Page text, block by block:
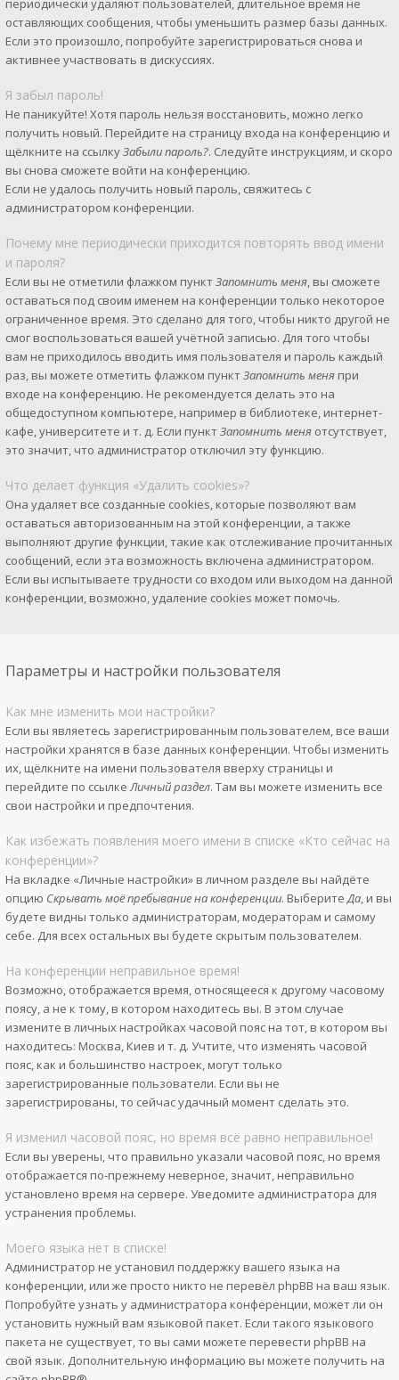
периодически удаляют пользователей, длительное время не
оставляющих сообщения, чтобы уменьшить размер базы данных.
Если это произошло, попробуйте зарегистрироваться снова и
активнее участвовать в дискуссиях.
Я забыл пароль!
Не паникуйте! Хотя пароль нельзя восстановить, можно легко
получить новый. Перейдите на страницу входа на конференцию и
щёлкните на ссылкуЗабыли пароль?. Следуйте инструкциям, и скоро
вы снова сможете войти на конференцию.
Если не удалось получить новый пароль, свяжитесь с
администратором конференции.
Почему мне периодически приходится повторять ввод имени
и пароля?
Если вы не отметили флажком пунктЗапомнить меня, вы сможете
оставаться под своим именем на конференции только некоторое
ограниченное время. Это сделано для того, чтобы никто другой не
смог воспользоваться вашей учётной записью. Для того чтобы
вам не приходилось вводить имя пользователя и пароль каждый
раз, вы можете отметить флажком пунктЗапомнить меня при
входе на конференцию. Не рекомендуется делать это на
общедоступном компьютере, например в библиотеке, интернет-
кафе, университете и т. д. Если пунктЗапомнить меня отсутствует,
это значит, что администратор отключил эту функцию.
Что делает функция «Удалить cookies»?
Она удаляет все созданные cookies, которые позволяют вам
оставаться авторизованным на этой конференции, а также
выполняют другие функции, такие как отслеживание прочитанных
сообщений, если эта возможность включена администратором.
Если вы испытываете трудности со входом или выходом на данной
конференции, возможно, удаление cookies может помочь.
Параметры и настройки пользователя
Как мне изменить мои настройки?
Если вы являетесь зарегистрированным пользователем, все ваши
настройки хранятся в базе данных конференции. Чтобы изменить
их, щёлкните на имени пользователя вверху страницы и
перейдите по ссылкеЛичный раздел. Там вы можете изменить все
свои настройки и предпочтения.
Как избежать появления моего имени в списке «Кто сейчас на
конференции»?
На вкладке «Личные настройки» в личном разделе вы найдёте
опцию Скрывать моё пребывание на конференции. ВыберитеДа, и вы
будете видны только администраторам, модераторам и самому
себе. Для всех остальных вы будете скрытым пользователем.
На конференции неправильное время!
Возможно, отображается время, относящееся к другому часовому
поясу, а не к тому, в котором находитесь вы. В этом случае
измените в личных настройках часовой пояс на тот, в котором вы
находитесь: Москва, Киев и т. д. Учтите, что изменять часовой
пояс, как и большинство настроек, могут только
зарегистрированные пользователи. Если вы не
зарегистрированы, то сейчас удачный момент сделать это.
Я изменил часовой пояс, но время всё равно неправильное!
Если вы уверены, что правильно указали часовой пояс, но время
отображается по-прежнему неверное, значит, неправильно
установлено время на сервере. Уведомите администратора для
устранения проблемы.
Моего языка нет в списке!
Администратор не установил поддержку вашего языка на
конференции, или же просто никто не перевёл phpBB на ваш язык.
Попробуйте узнать у администратора конференции, может ли он
установить нужный вам языковой пакет. Если такого языкового
пакета не существует, то вы сами можете перевести phpBB на
свой язык. Дополнительную информацию вы можете получить на